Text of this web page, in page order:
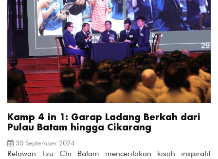
Kamp 4 in 1: Garap Ladang Berkah dari
Pulau Batam hingga Cikarang
30 September 2024
Relawan Tzu Chi Batam menceritakan kisah inspiratif